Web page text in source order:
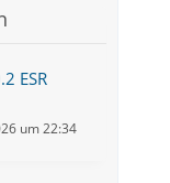
ESR
um 22:34